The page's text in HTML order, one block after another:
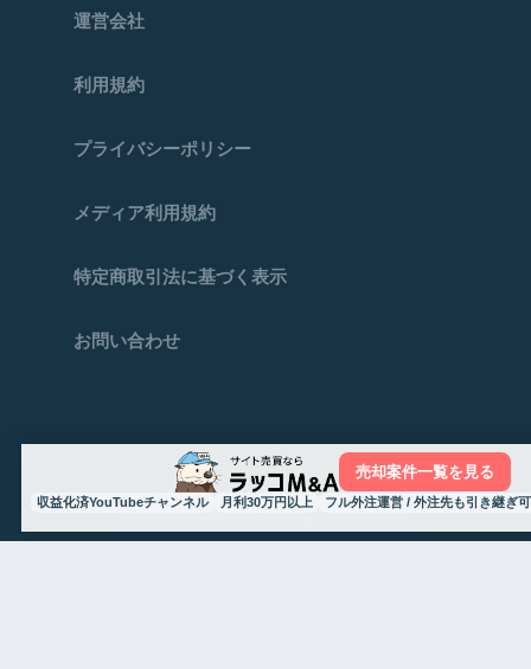
運営会社
利用規約
プライバシーポリシー
メディア利用規約
特定商取引法に基づく表示
お問い合わせ
売却案件一覧を見る
収益化済YouTubeチャンネル 月利30万円以上 フル外注運営 / 外注先も引き継ぎ可